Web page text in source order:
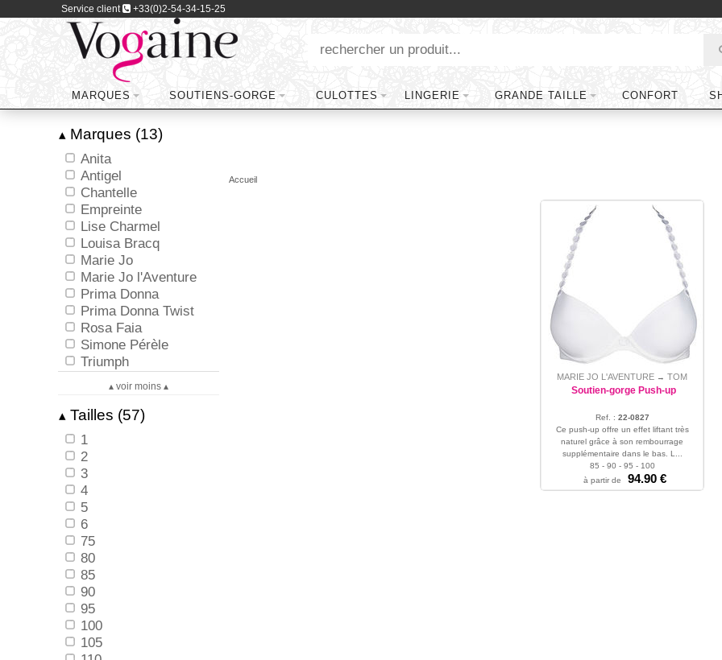
Service client +33(0)2-54-34-15-25
MARQUES SOUTIENS-GORGE CULOTTES LINGERIE GRANDE TAILLE CONFORT
▴ Marques (13)
Anita
Antigel
Chantelle
Empreinte
Lise Charmel
Louisa Bracq
Marie Jo
Marie Jo l'Aventure
Prima Donna
Prima Donna Twist
Rosa Faia
Simone Pérèle
Triumph
▴ voir moins ▴
▴ Tailles (57)
1
2
3
4
5
6
75
80
85
90
95
100
105
Accueil
MARIE JO L'AVENTURE → TOM
Soutien-gorge Push-up
Ref. : 22-0827
Ce push-up offre un effet liftant très
naturel grâce à son rembourrage
supplémentaire dans le bas. L...
85 - 90 - 95 - 100
à partir de
94.90 €